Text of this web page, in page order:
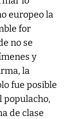
europeo la
for
no se
y
la
fue posible
populacho,
de clase